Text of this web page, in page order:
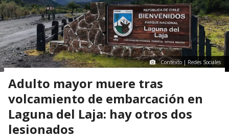
Contexto | Redes Sociales
Adulto mayor muere tras
volcamiento de embarcación en
Laguna del Laja: hay otros dos
lesionados